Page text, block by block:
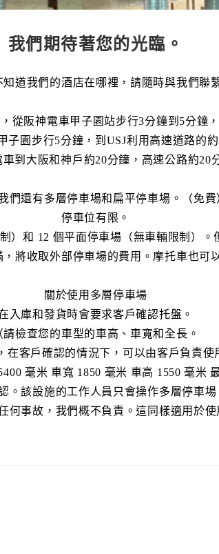
我們期待著您的光臨。
知道我們的酒店在哪裡，請隨時與我們聯
從阪神電車甲子園站步行3分鐘到5分鐘
子園步行5分鐘，到USJ利用高速道路的
到大阪和神戶約20分鐘，高速公路約20
們還有多層停車場和扁平停車場。（免費
停車位有限。
）和 12 個平面停車場（無車輛限制）。
，將收取外部停車場的費用。摩托車也可
關於使用多層停車場
入庫和發貨時會要求客戶確認托盤。
請檢查您的車型的車高、車寬和全長。
在客戶確認的情況下，可以由客戶負責使
毫米 車寬 1850 毫米 車高 1550 毫米
。該設施的工作人員只會操作多層停車場
何事故，我們概不負責。這同樣適用於使